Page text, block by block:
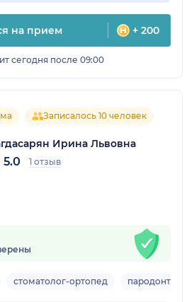
на прием + 200
сегодня после 09:00
Записалось 10 человек
Ирина Львовна
5.0 1 отзыв
стоматолог-ортопед пародонтолог